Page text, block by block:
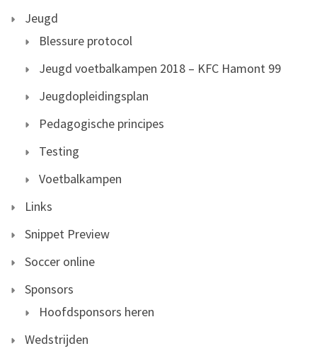
Jeugd
Blessure protocol
Jeugd voetbalkampen 2018 – KFC Hamont 99
Jeugdopleidingsplan
Pedagogische principes
Testing
Voetbalkampen
Links
Snippet Preview
Soccer online
Sponsors
Hoofdsponsors heren
Wedstrijden